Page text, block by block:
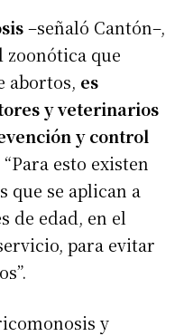
–señaló Cantón–,
zoonótica que
abortos, es
y veterinarios
y control
“Para esto existen
que se aplican a
de edad, en el
para evitar
y